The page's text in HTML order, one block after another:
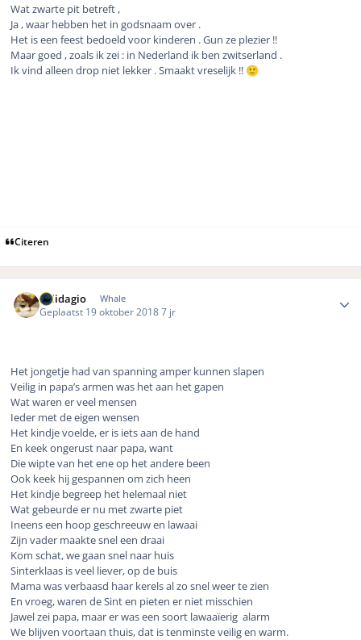
Wat zwarte pit betreft ,
Ja , waar hebben het in godsnaam over .
Het is een feest bedoeld voor kinderen . Gun ze plezier !!
Maar goed , zoals ik zei : in Nederland ik ben zwitserland .
Ik vind alleen drop niet lekker . Smaakt vreselijk !! 🙂
Citeren
Solidagio Whale
Geplaatst 19 oktober 20187 jr
Het jongetje had van spanning amper kunnen slapen
Veilig in papa’s armen was het aan het gapen
Wat waren er veel mensen
Ieder met de eigen wensen
Het kindje voelde, er is iets aan de hand
En keek ongerust naar papa, want
Die wipte van het ene op het andere been
Ook keek hij gespannen om zich heen
Het kindje begreep het helemaal niet
Wat gebeurde er nu met zwarte piet
Ineens een hoop geschreeuw en lawaai
Zijn vader maakte snel een draai
Kom schat, we gaan snel naar huis
Sinterklaas is veel liever, op de buis
Mama was verbaasd haar kerels al zo snel weer te zien
En vroeg, waren de Sint en pieten er niet misschien
Jawel zei papa, maar er was een soort lawaaïerig alarm
We blijven voortaan thuis, dat is tenminste veilig en warm.